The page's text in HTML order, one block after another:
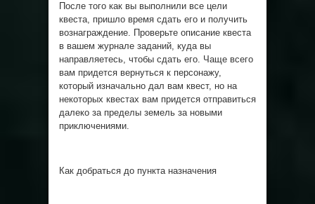
После того как вы выполнили все цели
квеста, пришло время сдать его и получить
вознаграждение. Проверьте описание квеста
в вашем журнале заданий, куда вы
направляетесь, чтобы сдать его. Чаще всего
вам придется вернуться к персонажу,
который изначально дал вам квест, но на
некоторых квестах вам придется отправиться
далеко за пределы земель за новыми
приключениями.
Как добраться до пункта назначения